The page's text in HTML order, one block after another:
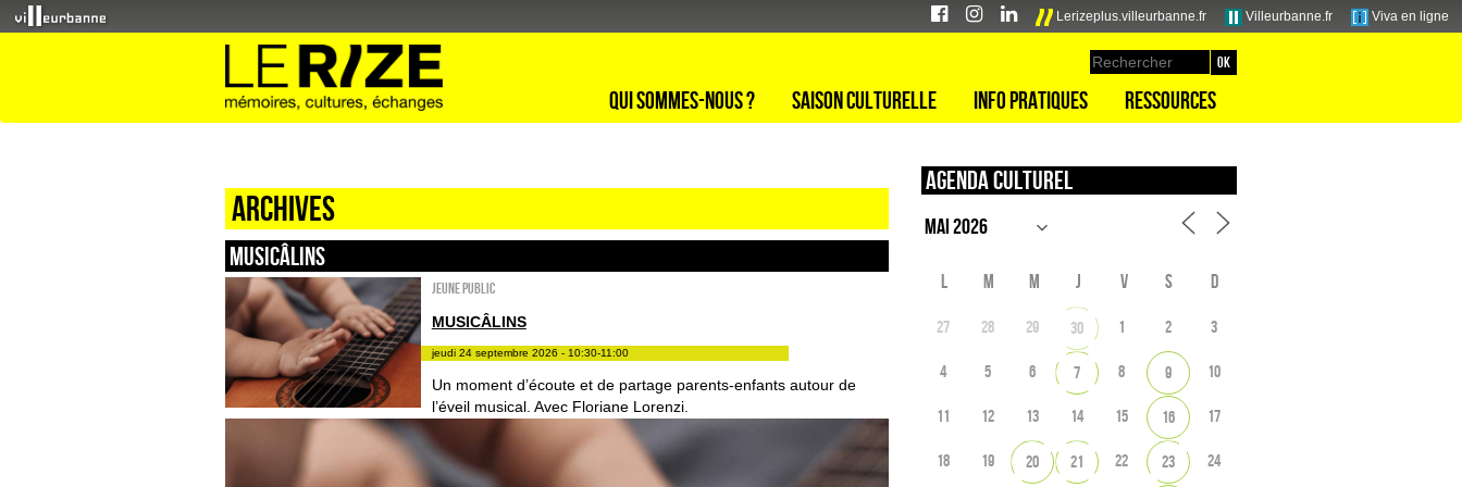
Lerizeplus.villeurbanne.fr Villeurbanne.fr Viva en ligne
Qui sommes-nous ? Saison culturelle Info pratiques Ressources
Archives
Musicâlins
Jeune public
MUSICÂLINS
jeudi 24 septembre 2026 - 10:30-11:00
Un moment d’écoute et de partage parents-enfants autour de
l’éveil musical. Avec Floriane Lorenzi.
Agenda culturel
L M M J V S D
27 28 29 30 1 2 3
4 5 6 7 8 9 10
11 12 13 14 15 16 17
18 19 20 21 22 23 24